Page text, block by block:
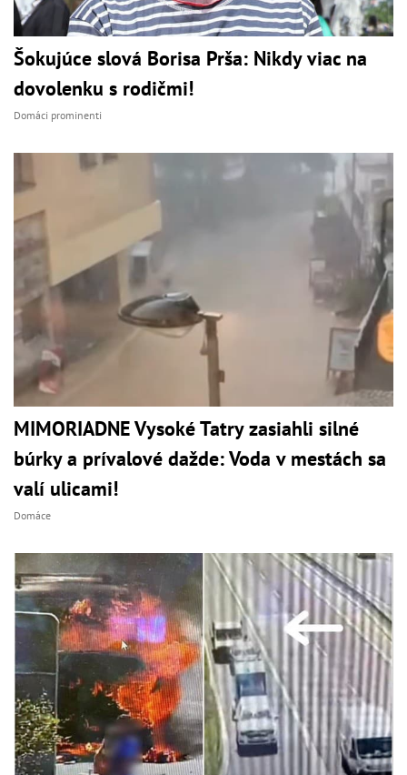
Šokujúce slová Borisa Prša: Nikdy viac na
dovolenku s rodičmi!
Domáci prominenti
MIMORIADNE Vysoké Tatry zasiahli silné
búrky a prívalové dažde: Voda v mestách sa
valí ulicami!
Domáce